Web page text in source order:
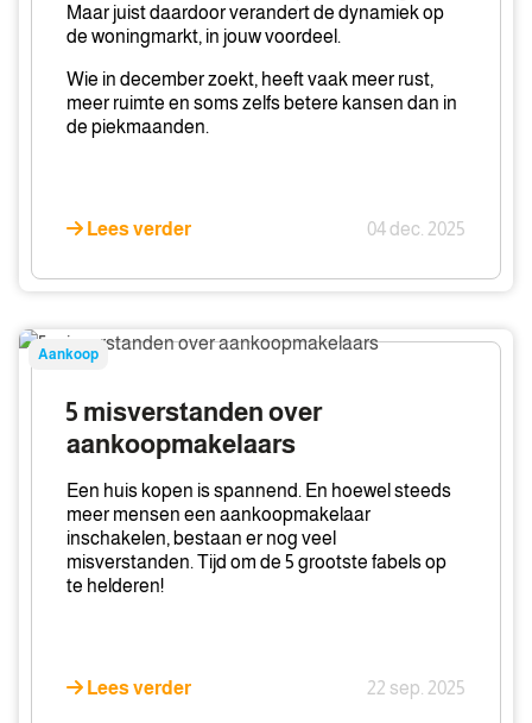
kopen
Maar juist daardoor verandert de dynamiek op
de woningmarkt, in jouw voordeel.
Wie in december zoekt, heeft vaak meer rust,
meer ruimte en soms zelfs betere kansen dan in
de piekmaanden.
Lees verder 04 dec. 2025
5
misverstanden
aankoopmakelaars
Aankoop
5 misverstanden over
aankoopmakelaars
Een huis kopen is spannend. En hoewel steeds
meer mensen een aankoopmakelaar
inschakelen, bestaan er nog veel
misverstanden. Tijd om de 5 grootste fabels op
te helderen!
Lees verder 22 sep. 2025